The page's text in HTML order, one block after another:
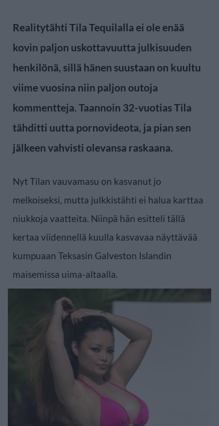
Realitytähti Tila Tequilalla ei ole enää
kovin paljon uskottavuutta julkisuuden
henkilönä, sillä hänen suustaan on kuultu
viime vuosina niin paljon outoja
kommentteja. Taannoin 32-vuotias Tila
tähditti uutta pornovideota, ja pian sen
jälkeen vahvisti olevansa raskaana.
Nyt Tilan vauvamasu on kasvanut jo
melkoiseksi, mutta julkkistähti ei halua karttaa
niukkoja vaatteita. Niinpä hän esitteli tällä
kertaa viidennellä kuulla kasvavaa näyttävää
kumpuaan Teksasin Galveston Islandin
maisemissa uima-altaalla.